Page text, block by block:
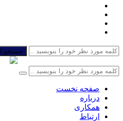
جستجو
صفحه نخست
درباره
همکاری
ارتباط